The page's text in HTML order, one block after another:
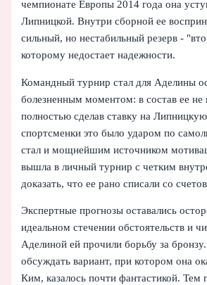
чемпионате Европы 2014 года она
Липницкой. Внутри сборной ее
сильный, но нестабильный резерв -
которому недостает надежности.
Командный турнир стал для Аделины
болезненным моментом: в состав ее не
полностью сделав ставку на
спортсменки это было ударом по
стал и мощнейшим источником
вышла в личный турнир с четким
доказать, что ее рано списали со
Экспертные прогнозы оставались
идеальном стечении обстоятельств и
Аделиной ей прочили борьбу за
обсуждать вариант, при котором она
Ким, казалось почти фантастикой. Тем